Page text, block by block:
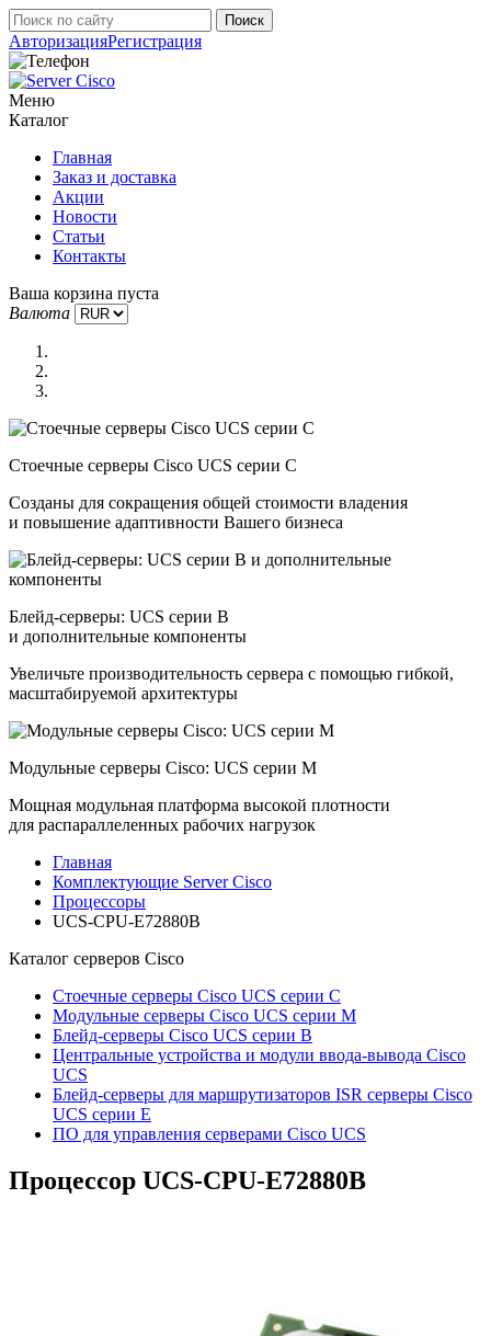
АвторизацияРегистрация
Меню
Каталог
Главная
Заказ и доставка
Акции
Новости
Статьи
Контакты
Ваша корзина пуста
Валюта
Стоечные серверы Cisco UCS серии C
Созданы для сокращения общей стоимости владения
и повышение адаптивности Вашего бизнеса
Блейд-серверы: UCS серии B
и дополнительные компоненты
Увеличьте производительность сервера с помощью гибкой,
масштабируемой архитектуры
Модульные серверы Cisco: UCS серии M
Мощная модульная платформа высокой плотности
для распараллеленных рабочих нагрузок
Главная
Комплектующие Server Cisco
Процессоры
UCS-CPU-E72880B
Каталог серверов Cisco
Стоечные серверы Cisco UCS серии C
Модульные серверы Cisco UCS серии M
Блейд-серверы Cisco UCS серии B
Центральные устройства и модули ввода-вывода Cisco
UCS
Блейд-серверы для маршрутизаторов ISR серверы Cisco
UCS серии E
ПО для управления серверами Cisco UCS
Процессор UCS-CPU-E72880B